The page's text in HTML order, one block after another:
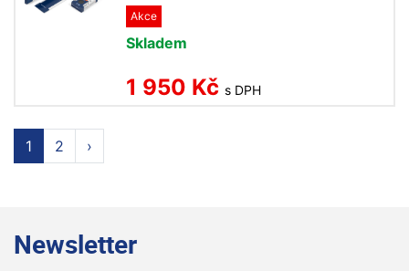
Akce
Skladem
1 950 Kč s DPH
1 2 ›
Newsletter